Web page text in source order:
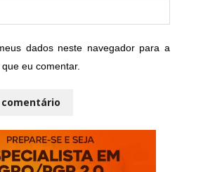
dados neste navegador para a
eu comentar.